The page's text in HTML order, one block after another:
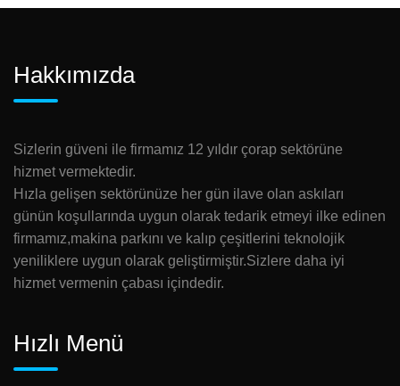
Hakkımızda
Sizlerin güveni ile firmamız 12 yıldır çorap sektörüne
hizmet vermektedir.
Hızla gelişen sektörünüze her gün ilave olan askıları
günün koşullarında uygun olarak tedarik etmeyi ilke edinen
firmamız,makina parkını ve kalıp çeşitlerini teknolojik
yeniliklere uygun olarak geliştirmiştir.Sizlere daha iyi
hizmet vermenin çabası içindedir.
Hızlı Menü